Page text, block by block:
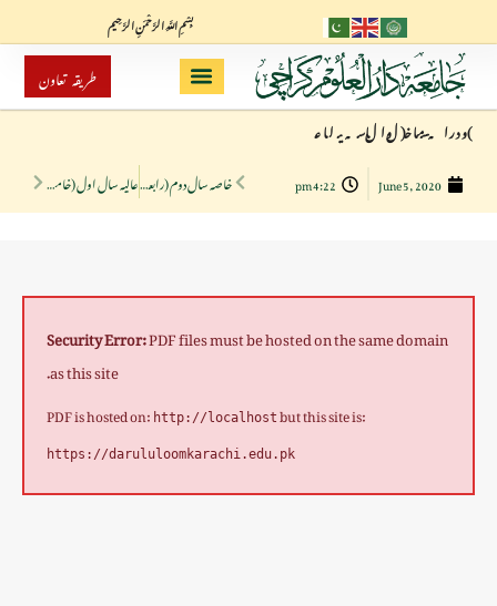
بِسْمِ اللَّهِ الرَّحْمَنِ الرَّحِيم
طریقہ تعاون
June 5, 2020
4:22 pm خاصہ سال دوم (رابعہ قرأت) عالیہ سال اول (خامسہ قرأت)
Security Error:PDF files must be hosted on the same domain
as this site.
PDF is hosted on: http://localhost but this site is:
https://darululoomkarachi.edu.pk